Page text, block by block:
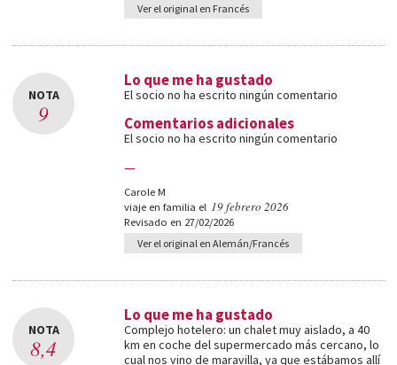
Ver el original en Francés
NOTA
9
Lo que me ha gustado
El socio no ha escrito ningún comentario
Comentarios adicionales
El socio no ha escrito ningún comentario
—
Carole M
viaje en familia el 19 febrero 2026
Revisado en 27/02/2026
Ver el original en Alemán/Francés
NOTA
8,4
Lo que me ha gustado
Complejo hotelero: un chalet muy aislado, a 40
km en coche del supermercado más cercano, lo
cual nos vino de maravilla, ya que estábamos allí